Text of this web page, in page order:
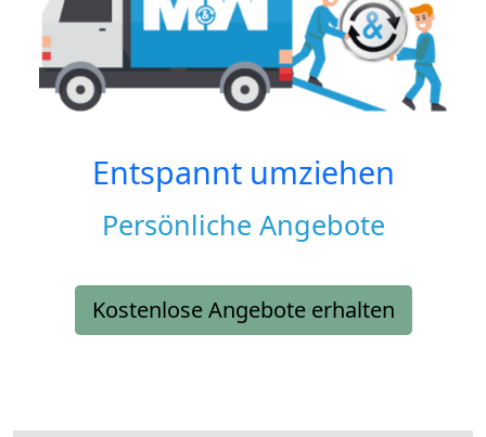
Entspannt umziehen
Persönliche Angebote
Kostenlose Angebote erhalten